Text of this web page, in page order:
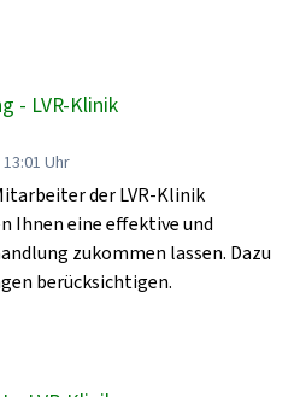
- LVR-Klinik
Uhr
der LVR-Klinik
Ihnen eine effektive und
zukommen lassen. Dazu
berücksichtigen.